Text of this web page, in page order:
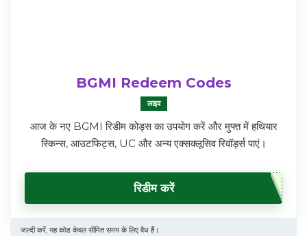
BGMI Redeem Codes
लाइव
आज के नए BGMI रिडीम कोड्स का उपयोग करें और मुफ्त में हथियार
स्किन्स, आउटफिट्स, UC और अन्य एक्सक्लूसिव रिवॉर्ड्स पाएं।
रिडीम करें
जल्दी करें, यह कोड केवल सीमित समय के लिए वैध हैं।